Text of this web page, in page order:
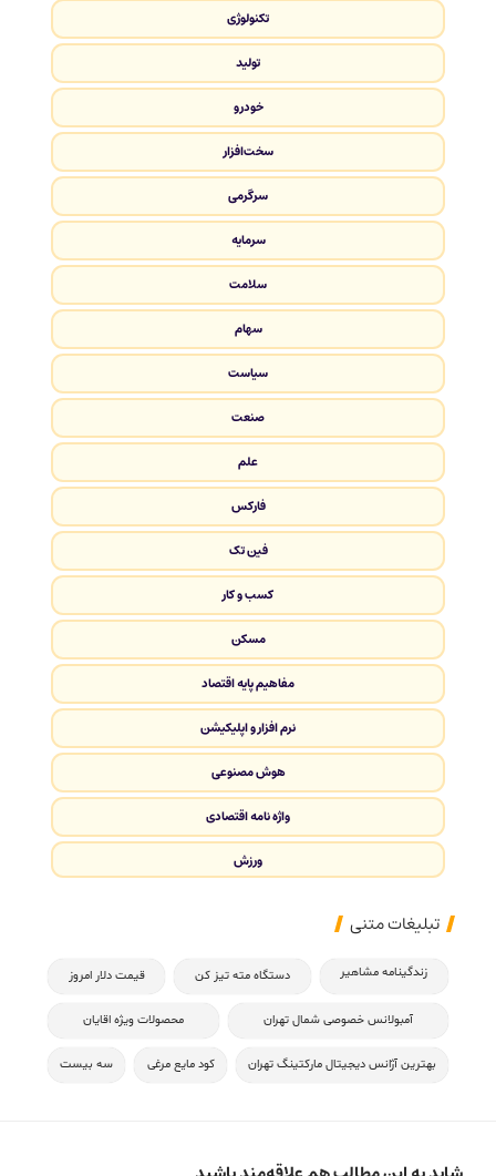
تکنولوژی
تولید
خودرو
سخت‌افزار
سرگرمی
سرمایه
سلامت
سهام
سیاست
صنعت
علم
فارکس
فین تک
کسب و کار
مسکن
مفاهیم پایه اقتصاد
نرم افزار و اپلیکیشن
هوش مصنوعی
واژه نامه اقتصادی
ورزش
تبلیغات متنی
زندگینامه مشاهیر دستگاه مته تیز کن قیمت دلار امروز
آمبولانس خصوصی شمال تهران محصولات ویژه اقایان
بهترین آژانس دیجیتال مارکتینگ تهران کود مایع مرغی سه بیست